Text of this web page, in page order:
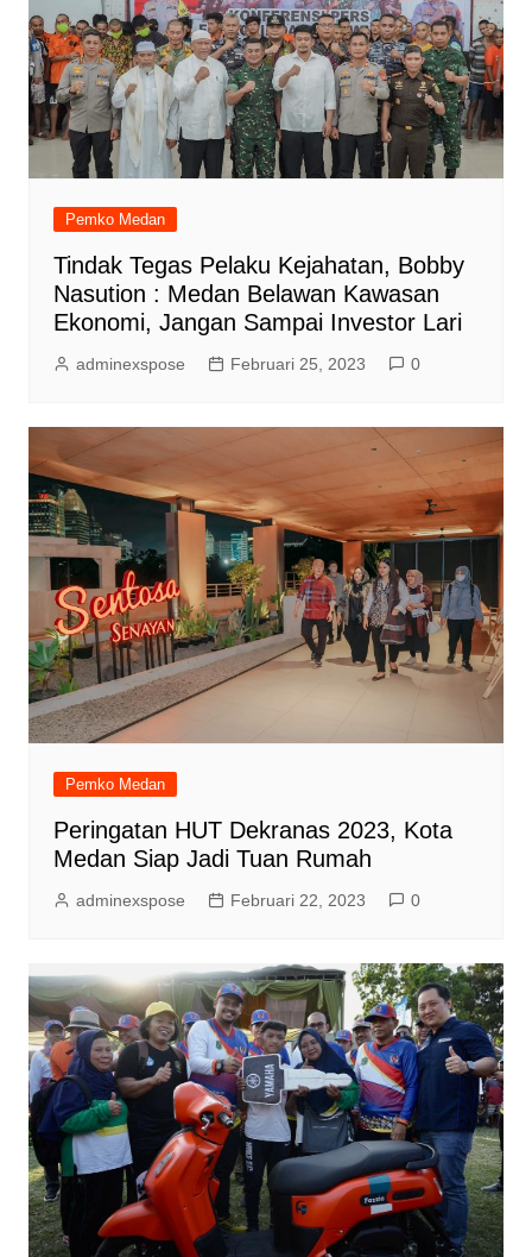
Pemko Medan
Tindak Tegas Pelaku Kejahatan, Bobby
Nasution : Medan Belawan Kawasan
Ekonomi, Jangan Sampai Investor Lari
adminexspose Februari 25, 2023 0
Pemko Medan
Peringatan HUT Dekranas 2023, Kota
Medan Siap Jadi Tuan Rumah
adminexspose Februari 22, 2023 0